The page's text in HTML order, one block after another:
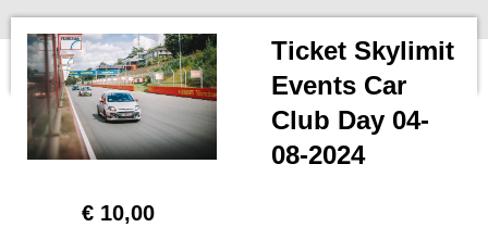
hoofdinhoud
Ticket Skylimit
Events Car
Club Day 04-
08-2024
€ 10,00